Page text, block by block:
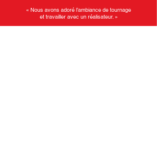
« Nous avons adoré l’ambiance de tournage
et travailler avec un réalisateur. »